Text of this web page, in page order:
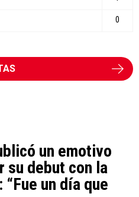
un emotivo
su debut con la
un día que